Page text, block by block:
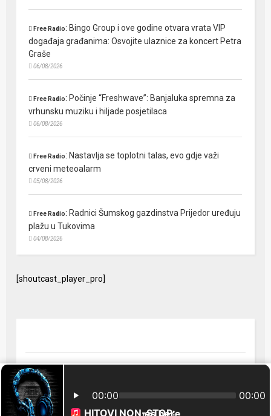
Free Radio: Bingo Group i ove godine otvara vrata VIP
događaja građanima: Osvojite ulaznice za koncert Petra
Graše
06/08/2026
Free Radio: Počinje “Freshwave”: Banjaluka spremna za
vrhunsku muziku i hiljade posjetilaca
06/08/2026
Free Radio: Nastavlja se toplotni talas, evo gdje važi
crveni meteoalarm
05/08/2026
Free Radio: Radnici Šumskog gazdinstva Prijedor uređuju
plažu u Tukovima
04/08/2026
[shoutcast_player_pro]
© 2024 Free Radio Prijedor. Sva prava zaštićena Designed by